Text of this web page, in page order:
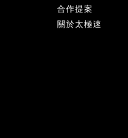
合作提案
關於太極速